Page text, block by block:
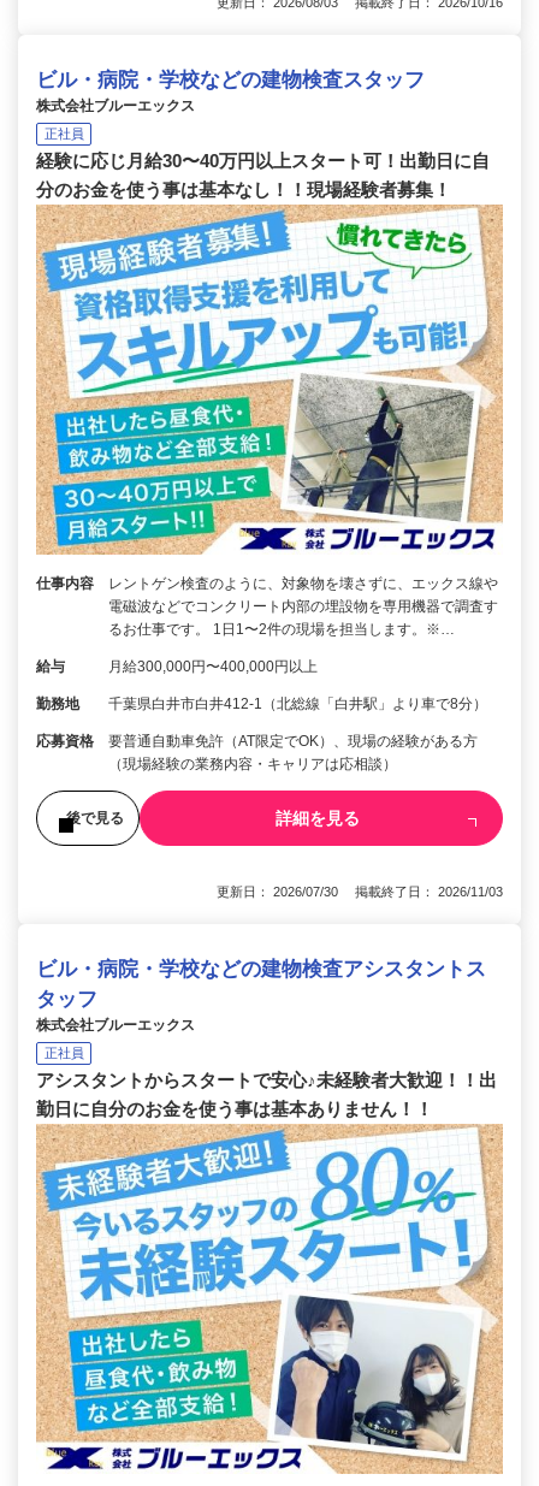
ビル・病院・学校などの建物検査スタッフ
株式会社ブルーエックス
正社員
経験に応じ月給30〜40万円以上スタート可！出勤日に自
分のお金を使う事は基本なし！！現場経験者募集！
仕事内容
レントゲン検査のように、対象物を壊さずに、エックス線や
電磁波などでコンクリート内部の埋設物を専用機器で調査す
るお仕事です。 1日1〜2件の現場を担当します。※…
給与 月給300,000円〜400,000円以上
勤務地 千葉県白井市白井412-1（北総線「白井駅」より車で8分）
応募資格
要普通自動車免許（AT限定でOK）、現場の経験がある方
（現場経験の業務内容・キャリアは応相談）
後で見る 詳細を見る
更新日： 2026/07/30 掲載終了日： 2026/11/03
ビル・病院・学校などの建物検査アシスタントス
タッフ
株式会社ブルーエックス
正社員
アシスタントからスタートで安心♪未経験者大歓迎！！出
勤日に自分のお金を使う事は基本ありません！！